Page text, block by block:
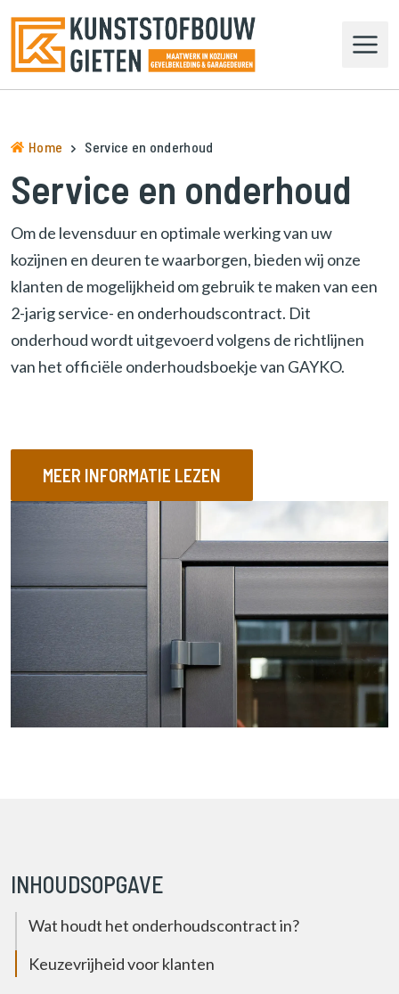
r
d
h
m
e
p
a
g
e
n
v
i
Home Service en onderhoud
Service en onderhoud
Om de levensduur en optimale werking van uw
kozijnen en deuren te waarborgen, bieden wij onze
klanten de mogelijkheid om gebruik te maken van een
2-jarig service- en onderhoudscontract. Dit
onderhoud wordt uitgevoerd volgens de richtlijnen
van het officiële onderhoudsboekje van GAYKO.
MEER INFORMATIE LEZEN
INHOUDSOPGAVE
Wat houdt het onderhoudscontract in?
Keuzevrijheid voor klanten